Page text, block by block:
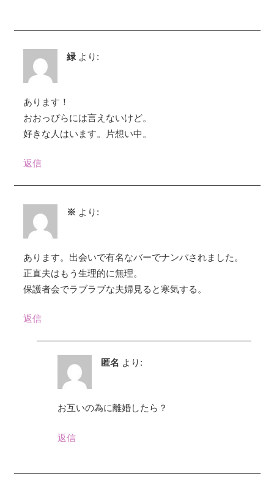
緑 より:
あります！
おおっぴらには言えないけど。
好きな人はいます。片想い中。
返信
※ より:
あります。出会いで有名なバーでナンパされました。
正直夫はもう生理的に無理。
保護者会でラブラブな夫婦見ると寒気する。
返信
匿名 より:
お互いの為に離婚したら？
返信